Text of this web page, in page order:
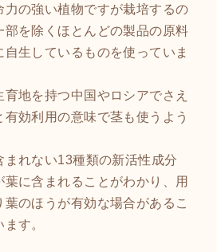
の強い植物ですが栽培するの
部を除くほとんどの製品の原料
生しているものを使っていま
地を持つ中国やロシアでさえ
効利用の意味で茎も使うよう
れない13種類の新活性成分
葉に含まれることがわかり、用
のほうが有効な場合があるこ
す。